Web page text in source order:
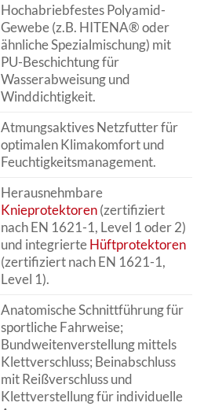
Hochabriebfestes Polyamid-
Gewebe (z.B. HITENA® oder
ähnliche Spezialmischung) mit
PU-Beschichtung für
Wasserabweisung und
Winddichtigkeit.
Atmungsaktives Netzfutter für
optimalen Klimakomfort und
Feuchtigkeitsmanagement.
Herausnehmbare
Knieprotektoren(zertifiziert
nach EN 1621-1, Level 1 oder 2)
und integrierteHüftprotektoren
(zertifiziert nach EN 1621-1,
Level 1).
Anatomische Schnittführung für
sportliche Fahrweise;
Bundweitenverstellung mittels
Klettverschluss; Beinabschluss
mit Reißverschluss und
Klettverstellung für individuelle